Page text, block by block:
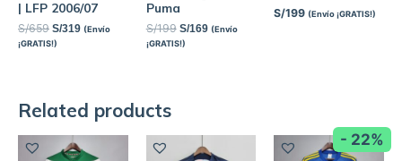
| LFP 2006/07
S/659 S/319 (Envío
¡GRATIS!)
Puma
S/199 S/169 (Envío
¡GRATIS!)
S/199 (Envío ¡GRATIS!)
Related products
- 22%